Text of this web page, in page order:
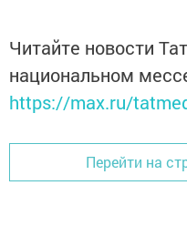
Читайте новости
национальном
https://max.ru/
Перейти на